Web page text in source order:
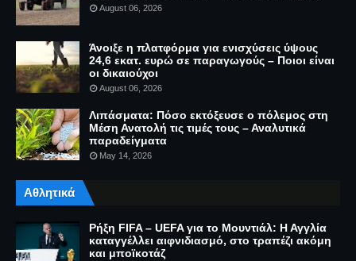
August 06, 2026
Άνοιξε η πλατφόρμα για ενισχύσεις ύψους
24,6 εκατ. ευρώ σε παραγωγούς – Ποιοι είναι
οι δικαιούχοι
August 06, 2026
Λιπάσματα: Πόσο εκτόξευσε ο πόλεμος στη
Μέση Ανατολή τις τιμές τους – Αναλυτικά
παραδείγματα
May 14, 2026
Αθλητικά
Ρήξη FIFA – UEFA για το Μουντιάλ: Η Αγγλία
καταγγέλλει αιφνιδιασμό, στο τραπέζι ακόμη
και μποϊκοτάζ